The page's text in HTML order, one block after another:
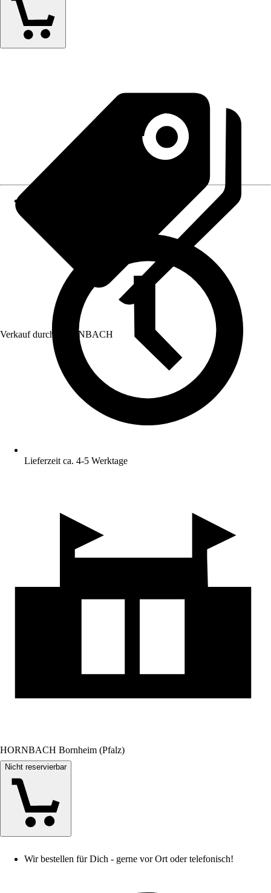
Verkauf durch: HORNBACH
Lieferzeit ca. 4-5 Werktage
HORNBACH Bornheim (Pfalz)
Nicht reservierbar
Wir bestellen für Dich - gerne vor Ort oder telefonisch!